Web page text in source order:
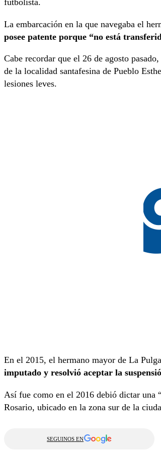
futbolista.
La embarcación en la que navegaba el
posee patente porque “no está
Cabe recordar que el 26 de agosto pasado,
de la localidad santafesina de Pueblo
lesiones leves.
En el 2015, el hermano mayor de La
imputado y resolvió aceptar la
Así fue como en el 2016 debió dictar una
Rosario, ubicado en la zona sur de la
SEGUINOS EN